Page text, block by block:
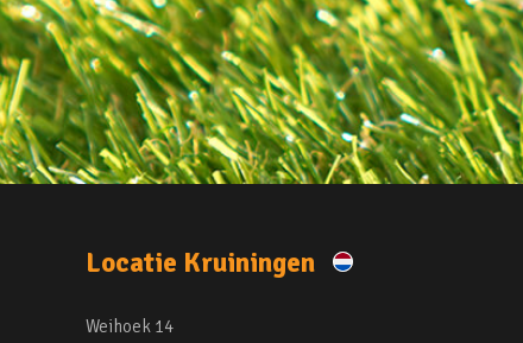
Locatie Kruiningen
Weihoek 14